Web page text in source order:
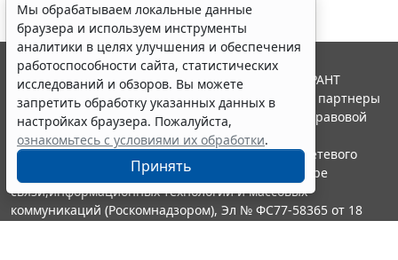
Мы обрабатываем локальные данные
браузера и используем инструменты
аналитики в целях улучшения и обеспечения
работоспособности сайта, статистических
исследований и обзоров. Вы можете
запретить обработку указанных данных в
настройках браузера. Пожалуйста,
ознакомьтесь с условиями их обработки.
Принять
© ООО "НПП "ГАРАНТ-СЕРВИС", 2026. Система ГАРАНТ
выпускается с 1990 года. Компания "Гарант" и ее партнеры
являются участниками Российской ассоциации правовой
информации ГАРАНТ.
Портал ГАРАНТ.РУ зарегистрирован в качестве сетевого
издания Федеральной службой по надзору в сфере
связи,информационных технологий и массовых
коммуникаций (Роскомнадзором), Эл № ФС77-58365 от 18